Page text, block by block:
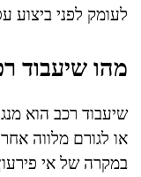
לעומק לפני ביצוע
מהו שיעבוד
שיעבוד רכב הוא
או לגורם מלווה
במקרה של אי